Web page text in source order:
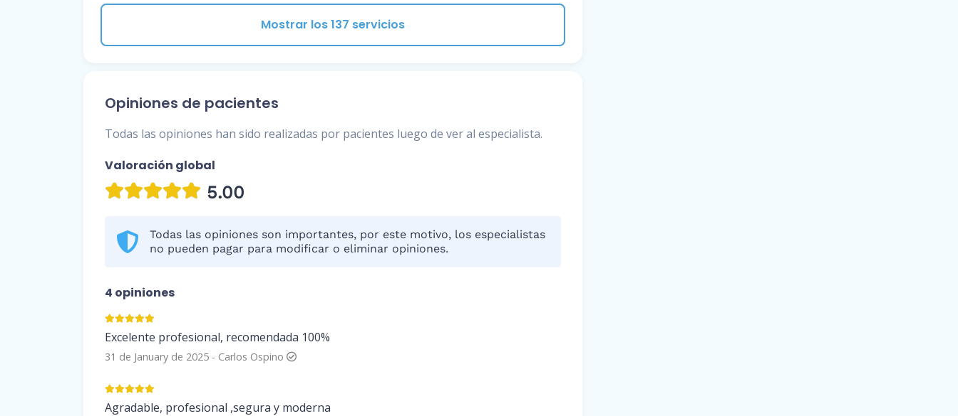
Mostrar los 137 servicios
Opiniones de pacientes
Todas las opiniones han sido realizadas por pacientes luego de ver al especialista.
Valoración global
5.00
Todas las opiniones son importantes, por este motivo, los especialistas
no pueden pagar para modificar o eliminar opiniones.
4 opiniones
Excelente profesional, recomendada 100%
31 de January de 2025 - Carlos Ospino
Agradable, profesional ,segura y moderna